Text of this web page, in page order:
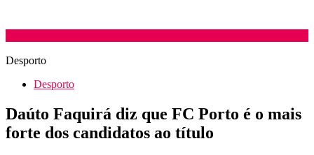
Desporto
Desporto
Daúto Faquirá diz que FC Porto é o mais
forte dos candidatos ao título